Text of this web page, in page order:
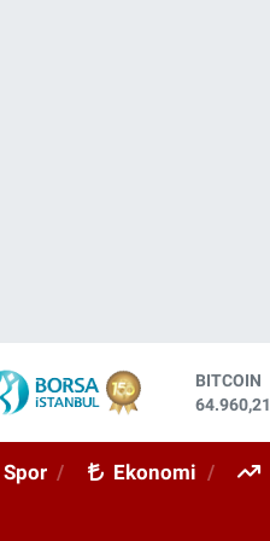
DOLAR
47,7436
STERLİN
Spor Ekonomi